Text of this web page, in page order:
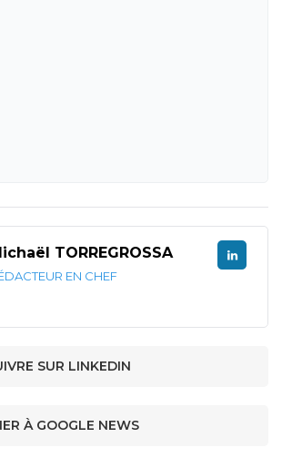
TORREGROSSA
EN CHEF
SUR LINKEDIN
À GOOGLE NEWS